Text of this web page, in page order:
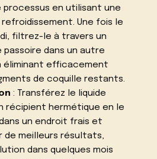
en utilisant une
Une fois le
filtrez-le à travers un
passoire dans un autre
éliminant efficacement
de coquille restants.
: Transférez le liquide
récipient hermétique en le
un endroit frais et
de meilleurs résultats,
dans quelques mois